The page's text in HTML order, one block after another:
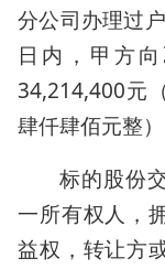
分公司办理过
日内，甲方
34,214,400元
肆仟肆佰元整）
标的股份
一所有权人，
益权，转让方